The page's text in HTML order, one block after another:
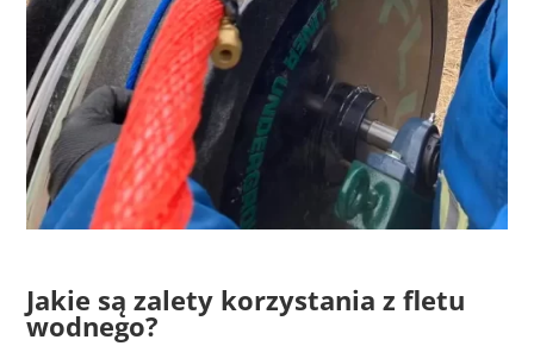
Jakie są zalety korzystania z fletu
wodnego?